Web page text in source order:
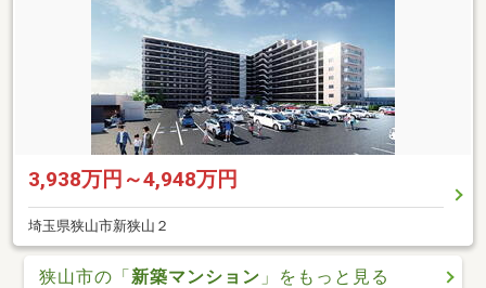
3,938万円～4,948万円
埼玉県狭山市新狭山２
狭山市の「新築マンション 」をもっと見る